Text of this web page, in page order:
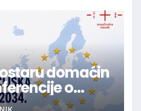
domaćin
o
i